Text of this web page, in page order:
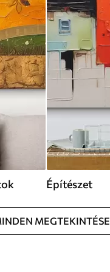
Építészet
MEGTEKINTÉSE